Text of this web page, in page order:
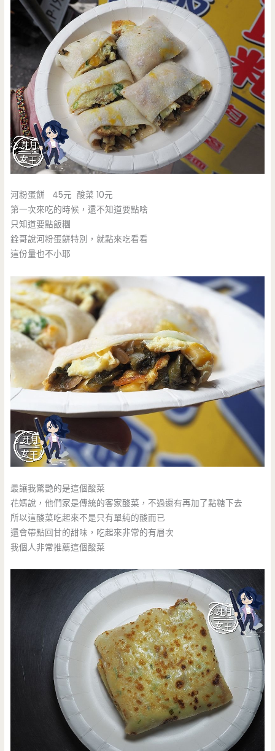
河粉蛋餅 45元 酸菜 10元
第一次來吃的時候，還不知道要點啥
只知道要點飯糰
銓哥說河粉蛋餅特別，就點來吃看看
這份量也不小耶
最讓我驚艷的是這個酸菜
花媽說，他們家是傳統的客家酸菜，不過還有再加了點糖下去
所以這酸菜吃起來不是只有單純的酸而已
還會帶點回甘的甜味，吃起來非常的有層次
我個人非常推薦這個酸菜